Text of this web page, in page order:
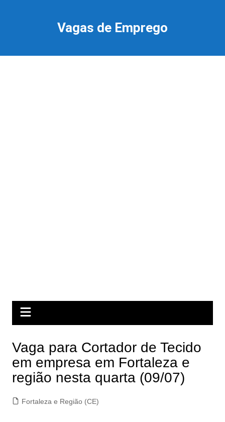
Vagas de Emprego
Vaga para Cortador de Tecido
em empresa em Fortaleza e
região nesta quarta (09/07)
Fortaleza e Região (CE)